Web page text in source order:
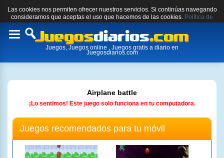
Las cookies nos permiten ofrecer nuestros servicios. Si continúas navegando
consideramos que aceptas el uso que hacemos de las cookies. Política de
cookies.
Toggle
Juegos, Juegos online , Juegos gratis a diario en
Juegosdiarios.com
Airplane battle
¡Lo sentimos! Este juego solo funciona en tu computadora.
Juegos recomendados para tu móvil